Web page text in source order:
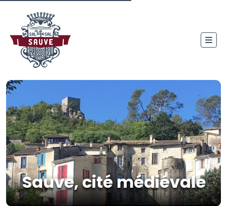
Sauve, cité médiévale